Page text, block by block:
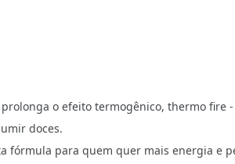
o efeito termogênico, thermo fire
doces.
fórmula para quem quer mais energia e